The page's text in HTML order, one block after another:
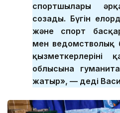
спортшылары
созады. Бүгін
және спорт
мен ведомстволық
қызметкерлерінің
облысына
жатыр», — деді